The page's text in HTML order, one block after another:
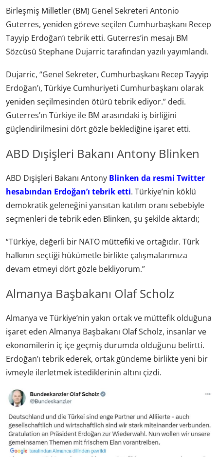
Birleşmiş Milletler (BM) Genel Sekreteri Antonio
Guterres, yeniden göreve seçilen Cumhurbaşkanı Recep
Tayyip Erdoğan’ı tebrik etti. Guterres’in mesajı BM
Sözcüsü Stephane Dujarric tarafından yazılı yayımlandı.
Dujarric, “Genel Sekreter, Cumhurbaşkanı Recep Tayyip
Erdoğan’ı, Türkiye Cumhuriyeti Cumhurbaşkanı olarak
yeniden seçilmesinden ötürü tebrik ediyor.” dedi.
Guterres’ın Türkiye ile BM arasındaki iş birliğini
güçlendirilmesini dört gözle beklediğine işaret etti.
ABD Dışişleri Bakanı Antony Blinken
ABD Dışişleri Bakanı Antony Blinken da resmi Twitter
hesabından Erdoğan’ı tebrik etti. Türkiye’nin köklü
demokratik geleneğini yansıtan katılım oranı sebebiyle
seçmenleri de tebrik eden Blinken, şu şekilde aktardı;
“Türkiye, değerli bir NATO müttefiki ve ortağıdır. Türk
halkının seçtiği hükümetle birlikte çalışmalarımıza
devam etmeyi dört gözle bekliyorum.”
Almanya Başbakanı Olaf Scholz
Almanya ve Türkiye’nin yakın ortak ve müttefik olduğuna
işaret eden Almanya Başbakanı Olaf Scholz, insanlar ve
ekonomilerin iç içe geçmiş durumda olduğunu belirtti.
Erdoğan’ı tebrik ederek, ortak gündeme birlikte yeni bir
ivmeyle ilerletmek istediklerinin altını çizdi.